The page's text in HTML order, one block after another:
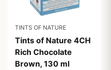
TINTS OF NATURE
Tints of Nature 4CH
Rich Chocolate
Brown, 130 ml